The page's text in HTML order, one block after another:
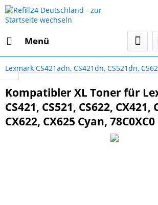
Menü
Lexmark CS421adn, CS421dn, CS521dn,
Kompatibler XL Toner für
CS421, CS521, CS622, CX421,
CX622, CX625 Cyan, 78C0XC0